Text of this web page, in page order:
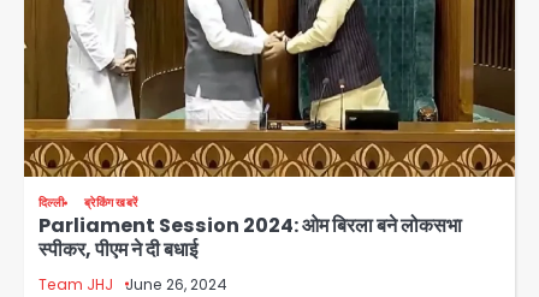
दिल्ली ब्रेकिंग खबरें
Parliament Session 2024: ओम बिरला बने लोकसभा
स्पीकर, पीएम ने दी बधाई
Team JHJ June 26, 2024
5
Sajid Rashidi’s controversial:
शिवभक्त नहीं, आतंकवादी हैं’, मौलाना का
कांवड़ियों पर विवादित बयान, BJP विधायक ने
कराई FIR, NSA की मांग
Avinash Kumar
Har Ghar Tiranga Campaign:
गौतमबुद्धनगर में 9 से 17 अगस्त तक चलेगा जन-
जागरूकता महाअभियान, डीएम ने की समीक्षा
बैठक
Avinash Kumar